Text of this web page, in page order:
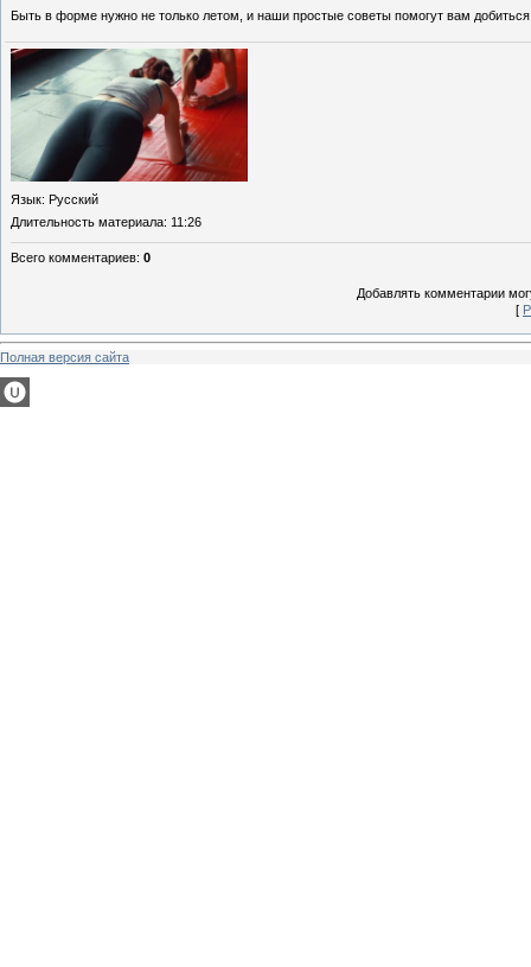
Быть в форме нужно не только летом, и наши простые советы помогут вам добиться
Язык: Русский
Длительность материала: 11:26
Всего комментариев: 0
Добавлять комментарии
[
Полная версия сайта